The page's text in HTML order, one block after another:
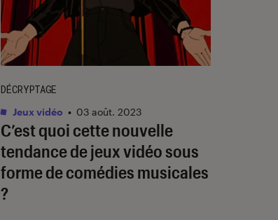
C’est quoi cette nouvelle
tendance de jeux vidéo sous
forme de comédies musicales
?
DÉCRYPTAGE
Jeux vidéo • 03 août. 2023